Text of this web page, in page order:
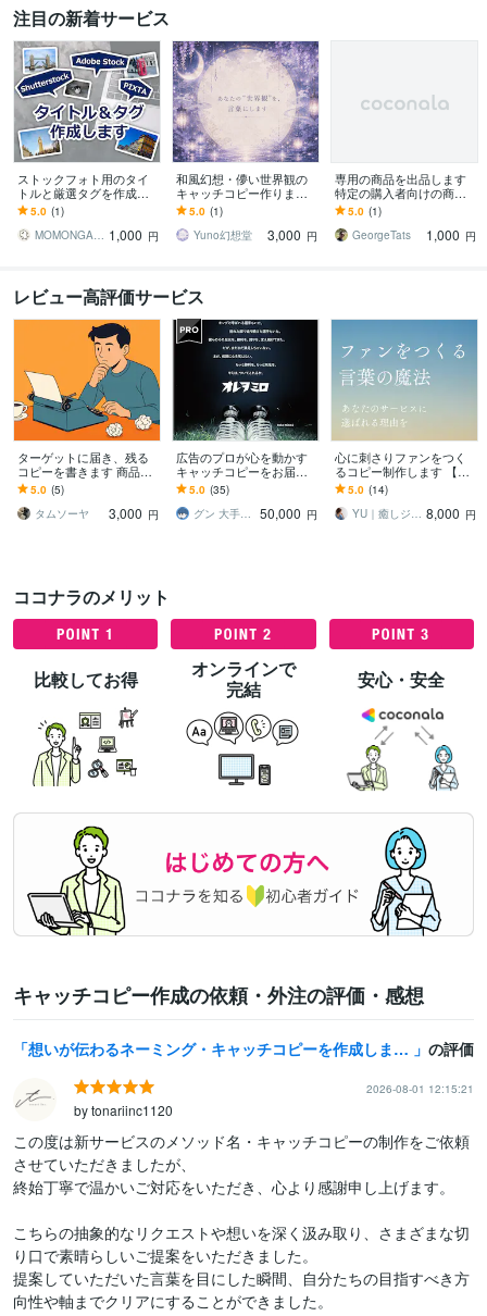
注目の新着サービス
ストックフォト用のタイ
トルと厳選タグを作成し
ます 写真の内容が伝わる
自然なタイトルと使いや
すいタグを考えます。
5.0 (1)
MOMONGA224 1,000 円
和風幻想・儚い世界観の
キャッチコピー作ります
あなたの“世界観”を、言葉
にします。
5.0 (1)
Yuno幻想堂
3,000 円
専用の商品を出品します
特定の購入者向けの商品
です。。。
5.0 (1)
GeorgeTats
1,000 円
レビュー高評価サービス
ターゲットに届き、残る
コピーを書きます 商品
の“らしさ”を言葉に。魅力
が届くコピーをご提案し
ます
5.0 (5)
タムソーヤ
3,000 円
広告のプロが心を動かす
キャッチコピーをお届け
します 広告代理店現役コ
ピーライター／受賞多数
／特急対応も可能です
5.0 (35)
グン 大手広告代理店コピーライター
50,000 円
心に刺さりファンをつく
るコピー制作します 【広
告代理店10年】スピリチ
ュアル・占い・癒やしジ
ャンル専門
5.0 (14)
YU｜癒しジャンル専門コピーライター 8,000 円
ココナラのメリット
比較してお得
オンラインで
完結
安心・安全
キャッチコピー作成の依頼・外注の評価・感想
想いが伝わるネーミング・キャッチコピーを作成します 受賞歴あり◎商標確認・制作意図まで丁寧にお伝えします の評価
2026-08-01 12:15:21
by tonariinc1120
この度は新サービスのメソッド名・キャッチコピーの制作をご依頼
させていただきましたが、
終始丁寧で温かいご対応をいただき、心より感謝申し上げます。
こちらの抽象的なリクエストや想いを深く汲み取り、さまざまな切
り口で素晴らしいご提案をいただきました。
提案していただいた言葉を目にした瞬間、自分たちの目指すべき方
向性や軸までクリアにすることができました。